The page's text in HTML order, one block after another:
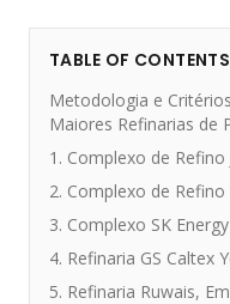
TABLE OF CONTENTS
Metodologia e
Maiores Refinarias de
1. Complexo de Refino
2. Complexo de
3. Complexo SK
4. Refinaria GS Caltex
5. Refinaria Ruwais,